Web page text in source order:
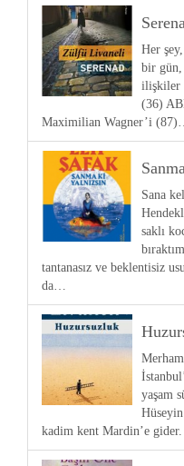
Her
bir gün,
ilişkiler
(36)
Maximilian Wagner’i (87)…
Sana
saklı
tantanasız ve beklentisiz
da…
yaşam
kadim kent Mardin’e